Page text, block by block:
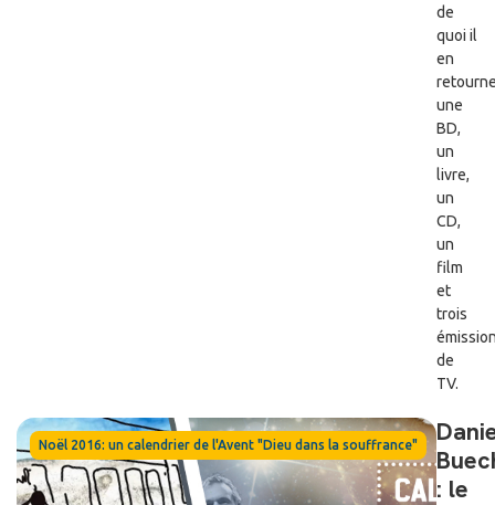
de
quoi il
en
une
BD,
un
livre,
un
CD,
un
film
et
trois
de
TV.
Noël 2016: un calendrier de l'Avent "Dieu dans la souffrance"
: le